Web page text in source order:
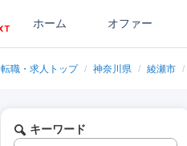
ホーム オファー
転職・求人トップ / 神奈川県 / 綾瀬市 /
キーワード